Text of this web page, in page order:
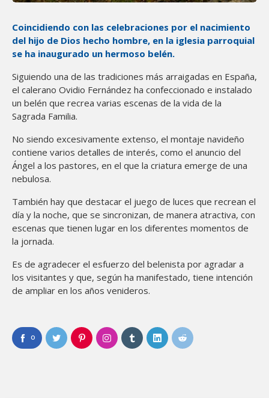
Coincidiendo con las celebraciones por el nacimiento
del hijo de Dios hecho hombre, en la iglesia parroquial
se ha inaugurado un hermoso belén.
Siguiendo una de las tradiciones más arraigadas en España,
el calerano Ovidio Fernández ha confeccionado e instalado
un belén que recrea varias escenas de la vida de la
Sagrada Familia.
No siendo excesivamente extenso, el montaje navideño
contiene varios detalles de interés, como el anuncio del
Ángel a los pastores, en el que la criatura emerge de una
nebulosa.
También hay que destacar el juego de luces que recrean el
día y la noche, que se sincronizan, de manera atractiva, con
escenas que tienen lugar en los diferentes momentos de
la jornada.
Es de agradecer el esfuerzo del belenista por agradar a
los visitantes y que, según ha manifestado, tiene intención
de ampliar en los años venideros.
0